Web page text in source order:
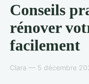
Conseils
rénover
facilement
Clara — 5 décembre